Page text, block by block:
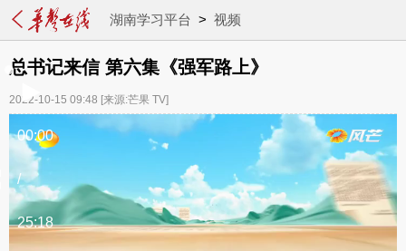
湖南学习平台 > 视频
总书记来信 第六集《强军路上》
2022-10-15 09:48 [来源:芒果 TV]
00:00
/
25:18